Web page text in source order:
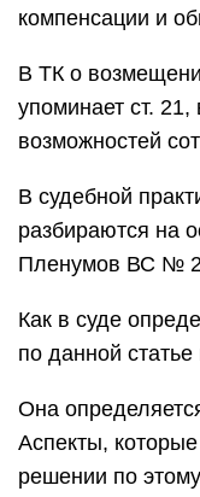
компенсации и
В ТК о
упоминает ст.
возможностей
В судебной
разбираются на
Пленумов ВС № 2
Как в суде
по данной
Она
Аспекты,
решении по